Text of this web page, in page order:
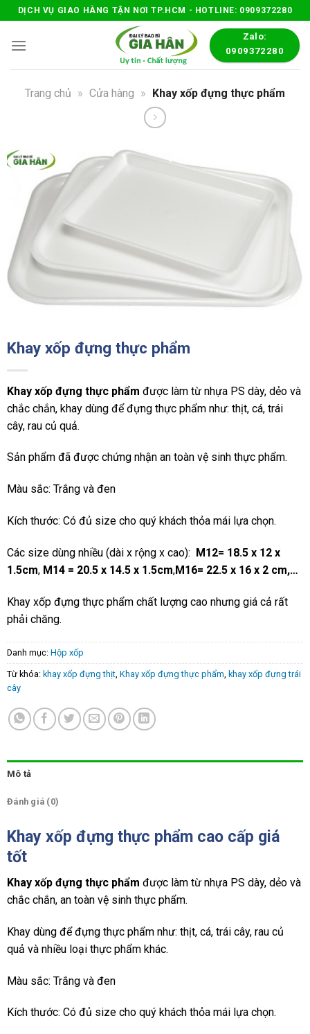
Skip
to
content
DỊCH VỤ GIAO HÀNG TẬN NƠI TP.HCM - HOTLINE: 0909372280
Zalo:
0909372280
Trang chủ » Cửa hàng » Khay xốp đựng thực phẩm
Khay xốp đựng thực phẩm
Khay xốp đựng thực phẩm được làm từ nhựa PS dày, dẻo và
chắc chắn, khay dùng để đựng thực phẩm như: thịt, cá, trái
cây, rau củ quả.
Sản phẩm đã được chứng nhận an toàn vệ sinh thực phẩm.
Màu sắc: Trắng và đen
Kích thước: Có đủ size cho quý khách thỏa mái lựa chọn.
Các size dùng nhiều (dài x rộng x cao): M12= 18.5 x 12 x
1.5cm, M14 = 20.5 x 14.5 x 1.5cm,M16= 22.5 x 16 x 2 cm,…
Khay xốp đựng thực phẩm chất lượng cao nhưng giá cả rất
phải chăng.
Danh mục: Hộp xốp
Từ khóa: khay xốp đựng thịt, Khay xốp đựng thực phẩm, khay xốp đựng trái
cây
Mô tả
Đánh giá (0)
Khay xốp đựng thực phẩm cao cấp giá
tốt
Khay xốp đựng thực phẩm được làm từ nhựa PS dày, dẻo và
chắc chắn, an toàn vệ sinh thực phẩm.
Khay dùng để đựng thực phẩm như: thịt, cá, trái cây, rau củ
quả và nhiều loại thực phẩm khác.
Màu sắc: Trắng và đen
Kích thước: Có đủ size cho quý khách thỏa mái lựa chọn.